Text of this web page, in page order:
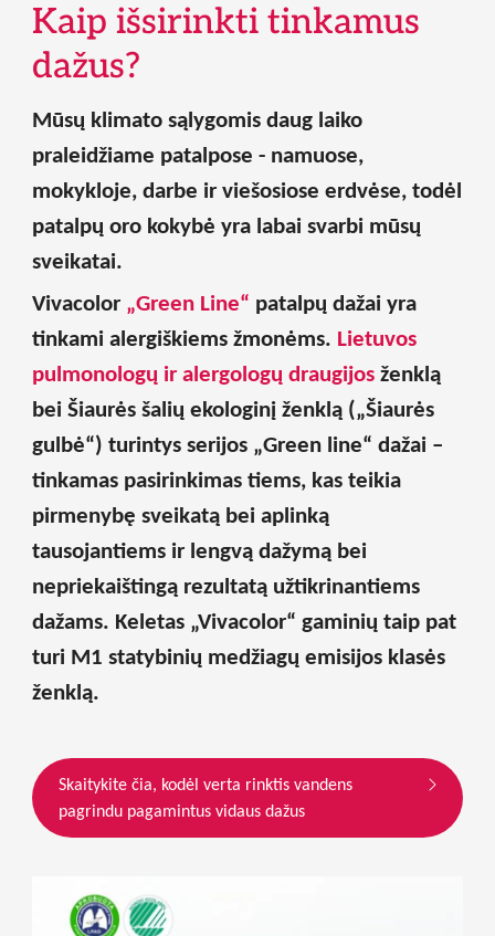
Kaip išsirinkti tinkamus
dažus?
Mūsų klimato sąlygomis daug laiko
praleidžiame patalpose - namuose,
mokykloje, darbe ir viešosiose erdvėse, todėl
patalpų oro kokybė yra labai svarbi mūsų
sveikatai.
Vivacolor „Green Line“ patalpų dažai yra
tinkami alergiškiems žmonėms. Lietuvos
pulmonologų ir alergologų draugijosženklą
bei Šiaurės šalių ekologinį ženklą („Šiaurės
gulbė“) turintys serijos „Green line“ dažai –
tinkamas pasirinkimas tiems, kas teikia
pirmenybę sveikatą bei aplinką
tausojantiems ir lengvą dažymą bei
nepriekaištingą rezultatą užtikrinantiems
dažams. Keletas „Vivacolor“ gaminių taip pat
turi M1 statybinių medžiagų emisijos klasės
ženklą.
Skaitykite čia, kodėl verta rinktis vandens
pagrindu pagamintus vidaus dažus